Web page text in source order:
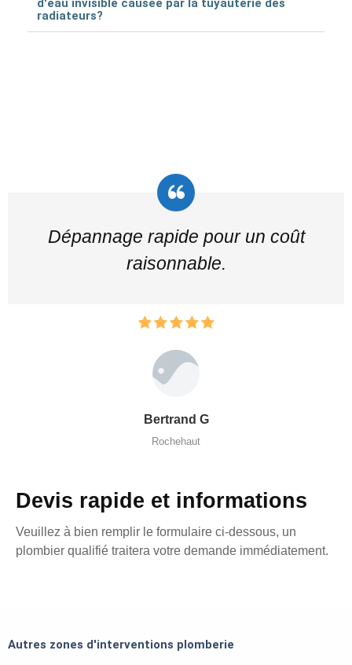
d'eau invisible causée par la tuyauterie des
radiateurs?
Dépannage rapide pour un coût
raisonnable.
Bertrand G
Rochehaut
Devis rapide et informations
Veuillez à bien remplir le formulaire ci-dessous, un
plombier qualifié traitera votre demande immédiatement.
Autres zones d'interventions plomberie